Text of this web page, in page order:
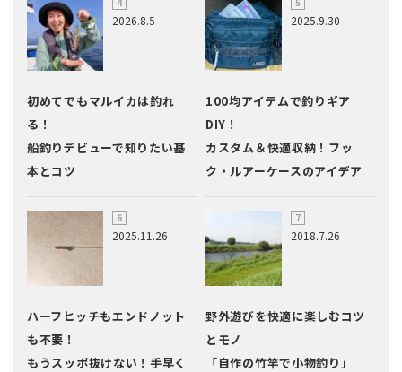
2026.8.5
初めてでもマルイカは釣れ
る！
船釣りデビューで知りたい基
本とコツ
2025.9.30
100均アイテムで釣りギア
DIY！
カスタム＆快適収納！フッ
ク・ルアーケースのアイデア
2025.11.26
ハーフヒッチもエンドノット
も不要！
もうスッポ抜けない！手早く
2018.7.26
野外遊びを快適に楽しむコツ
とモノ
「自作の竹竿で小物釣り」